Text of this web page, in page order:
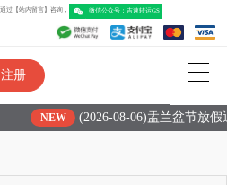
回复，可通过【站内留言】咨询， 微信公众号：吉速转运
注册
NEW (2026-08-06)盂兰盆节放假